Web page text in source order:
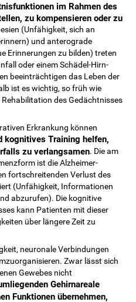
im Rahmen des
zu kompensieren oder zu
(Unfähigkeit, sich an
und anterograde
Erinnerungen zu bilden) treten
oder einem Schädel-Hirn-
beeinträchtigen das Leben der
ist es wichtig, so früh wie
des Gedächtnisses
Erkrankung können
kognitives Training helfen,
zu verlangsamen. Die am
ist die Alzheimer-
fortschreitenden Verlust des
(Unfähigkeit, Informationen
abzurufen). Die kognitive
kann Patienten mit dieser
über längere Zeit zu
neuronale Verbindungen
Zwar lässt sich
Gewebes nicht
Gehirnareale
Funktionen übernehmen,